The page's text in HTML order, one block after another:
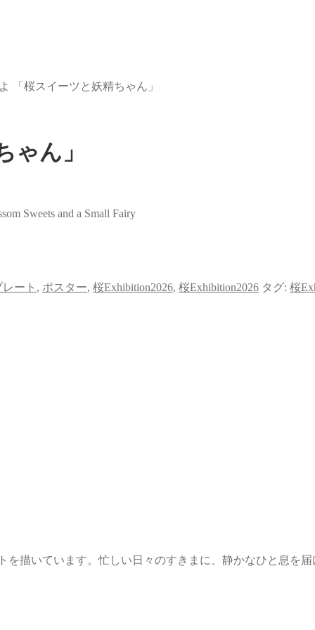
「桜スイーツと妖精ちゃん」
ゃん」
Sweets and a Small Fairy
ート , ポスター, 桜Exhibition2026, 桜Exhibition2026 タグ: 桜
描いています。忙しい日々のすきまに、静かなひと息を